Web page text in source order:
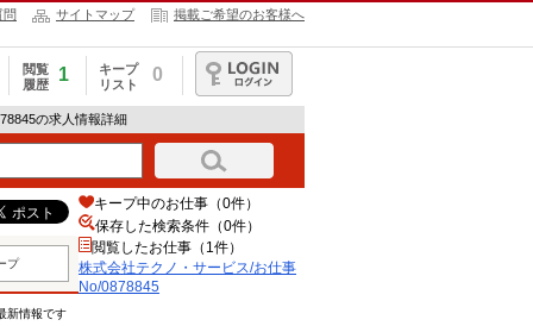
問 サイトマップ 掲載ご希望のお客様へ
閲覧
履歴
1
キープ
リスト
0
ログイン
の求人情報詳細
プ
新情報です
キープ中のお仕事（0件）
保存した検索条件（0件）
閲覧したお仕事（1件）
株式会社テクノ・サービス/お仕事
No/0878845